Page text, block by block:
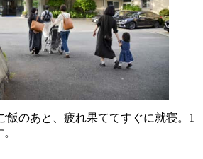
のあと、疲れ果ててすぐに就寝。1